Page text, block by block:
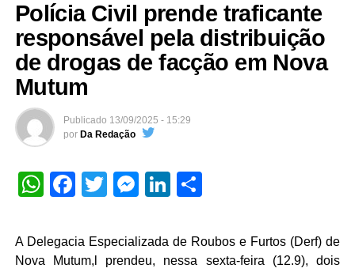
Polícia Civil prende traficante
responsável pela distribuição
de drogas de facção em Nova
Mutum
Publicado 13/09/2025 - 15:29
por Da Redação
WhatsApp
Facebook
TwitterMessenger
LinkedIn
A Delegacia Especializada de Roubos e Furtos (Derf) de
Nova Mutum,l prendeu, nessa sexta-feira (12.9), dois